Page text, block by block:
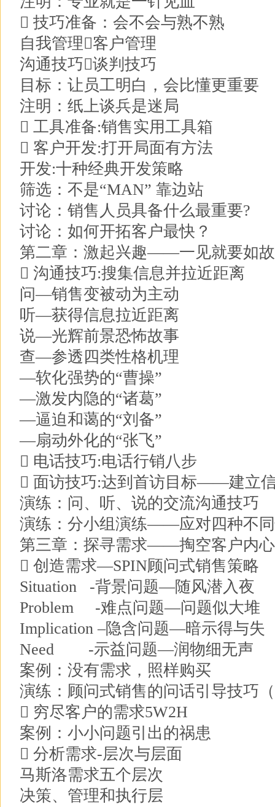
 技巧准备：会不会与熟不熟
自我管理客户管理
沟通技巧谈判技巧
目标：让员工明白，会比懂更重要
注明：纸上谈兵是迷局
 工具准备:销售实用工具箱
 客户开发:打开局面有方法
开发:十种经典开发策略
筛选：不是“MAN” 靠边站
讨论：销售人员具备什么最重要?
讨论：如何开拓客户最快？
第二章：激起兴趣——一见就要如故
 沟通技巧:搜集信息并拉近距离
问—销售变被动为主动
听—获得信息拉近距离
说—光辉前景恐怖故事
查—参透四类性格机理
—软化强势的“曹操”
—激发内隐的“诸葛”
—逼迫和蔼的“刘备”
—扇动外化的“张飞”
 电话技巧:电话行销八步
 面访技巧:达到首访目标——建立
演练：问、听、说的交流沟通技巧
演练：分小组演练——应对四种不
第三章：探寻需求——掏空客户内心
 创造需求—SPIN顾问式销售策略
Situation -背景问题—随风潜入夜
Problem -难点问题—问题似大堆
Implication –隐含问题—暗示得与失
Need -示益问题—润物细无声
案例：没有需求，照样购买
演练：顾问式销售的问话引导技巧
 穷尽客户的需求5W2H
案例：小小问题引出的祸患
 分析需求-层次与层面
马斯洛需求五个层次
决策、管理和执行层